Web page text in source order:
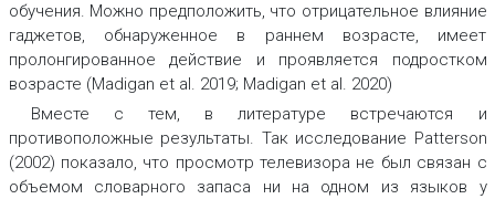
обучения. Можно предположить, что отрицательное влияние
гаджетов, обнаруженное в раннем возрасте, имеет
пролонгированное действие и проявляется подростком
возрасте (Madigan et al. 2019; Madigan et al. 2020)
Вместе с тем, в литературе встречаются и
противоположные результаты. Так исследование Patterson
(2002) показало, что просмотр телевизора не был связан с
объемом словарного запаса ни на одном из языков у